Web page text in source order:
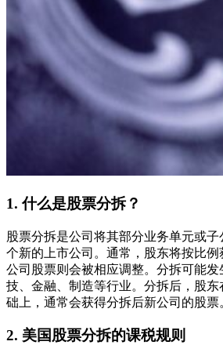
1. 什么是股票分拆？
股票分拆是公司将其部分业务单元或
个新的上市公司。通常，股东将按比
公司股票则会被相应调整。分拆可能
技、金融、制造等行业。分拆后，股
础上，通常会获得分拆后新公司的股票
2. 美国股票分拆的课税规则